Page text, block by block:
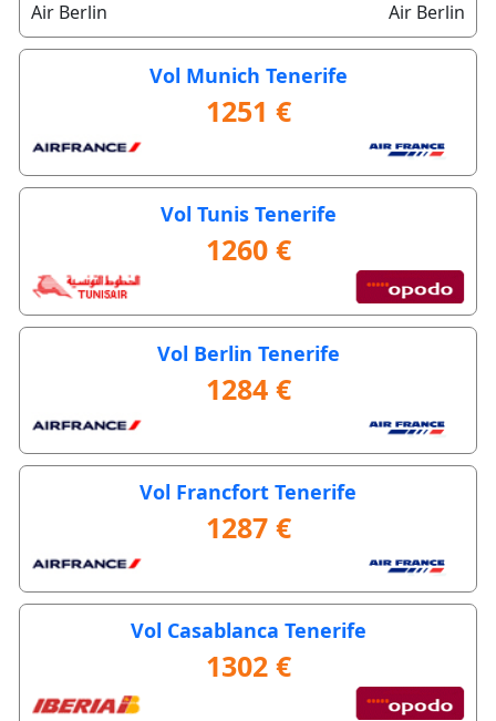
Air Berlin Air Berlin
Vol Munich Tenerife
1251 €
Vol Tunis Tenerife
1260 €
Vol Berlin Tenerife
1284 €
Vol Francfort Tenerife
1287 €
Vol Casablanca Tenerife
1302 €